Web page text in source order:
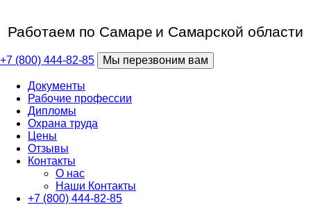
Работаем по Самаре и Самарской области
+7 (800) 444-82-85 Мы перезвоним вам
Документы
Рабочие профессии
Дипломы
Охрана труда
Цены
Отзывы
Контакты
О нас
Наши Контакты
+7 (800) 444-82-85